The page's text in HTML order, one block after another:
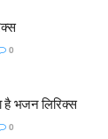
0
है भजन लिरिक्स
0